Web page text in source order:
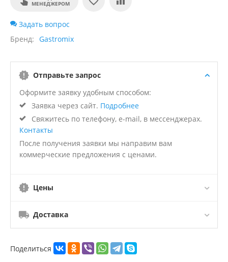
МЕНЕДЖЕРОМ
Задать вопрос
Бренд
Gastromix
Отправьте запрос
Оформите заявку удобным способом:
Заявка через сайт. Подробнее
Свяжитесь по телефону, e-mail, в мессенджерах.
Контакты
После получения заявки мы направим вам
коммерческие предложения с ценами.
Цены
Доставка
Поделиться